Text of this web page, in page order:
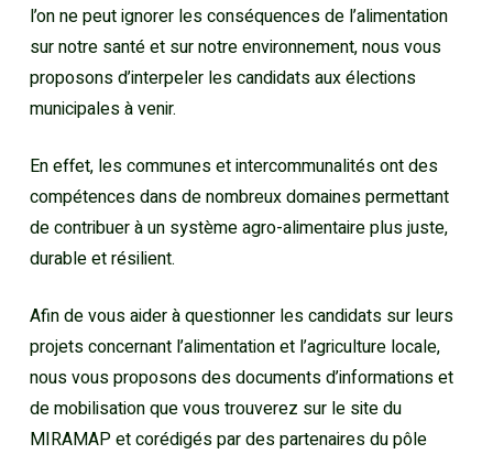
l’on ne peut ignorer les conséquences de l’alimentation
sur notre santé et sur notre environnement, nous vous
proposons d’interpeler les candidats aux élections
municipales à venir.
En effet, les communes et intercommunalités ont des
compétences dans de nombreux domaines permettant
de contribuer à un système agro-alimentaire plus juste,
durable et résilient.
Afin de vous aider à questionner les candidats sur leurs
projets concernant l’alimentation et l’agriculture locale,
nous vous proposons des documents d’informations et
de mobilisation que vous trouverez sur le site du
MIRAMAP et corédigés par des partenaires du pôle